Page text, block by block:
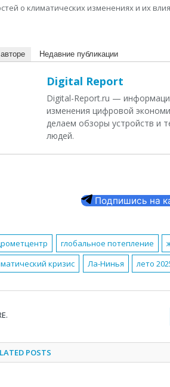
о климатических изменениях и их
Недавние публикации
Digital Report
Digital-Report.ru —
изменения цифровой
делаем обзоры устройств и
людей.
Подпишись на
глобальное потепление
кризис
Ла-Нинья лето
POSTS